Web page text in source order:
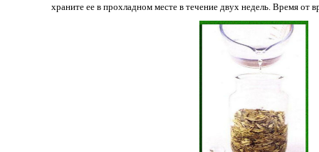
храните ее в прохладном месте в течение двух недель. Время от